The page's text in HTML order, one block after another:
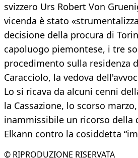
svizzero Urs Robert Von
vicenda è stato
decisione della procura di
capoluogo piemontese, i tre
procedimento sulla residenza
Caracciolo, la vedova
Lo si ricava da alcuni cenni
la Cassazione, lo scorso
inammissibile un ricorso della
Elkann contro la cosiddetta
© RIPRODUZIONE RISERVATA